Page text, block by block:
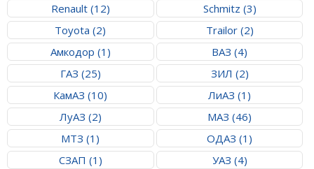
Renault (12)
Schmitz (3)
Toyota (2)
Trailor (2)
Амкодор (1)
ВАЗ (4)
ГАЗ (25)
ЗИЛ (2)
КамАЗ (10)
ЛиАЗ (1)
ЛуАЗ (2)
МАЗ (46)
МТЗ (1)
ОДАЗ (1)
СЗАП (1)
УАЗ (4)